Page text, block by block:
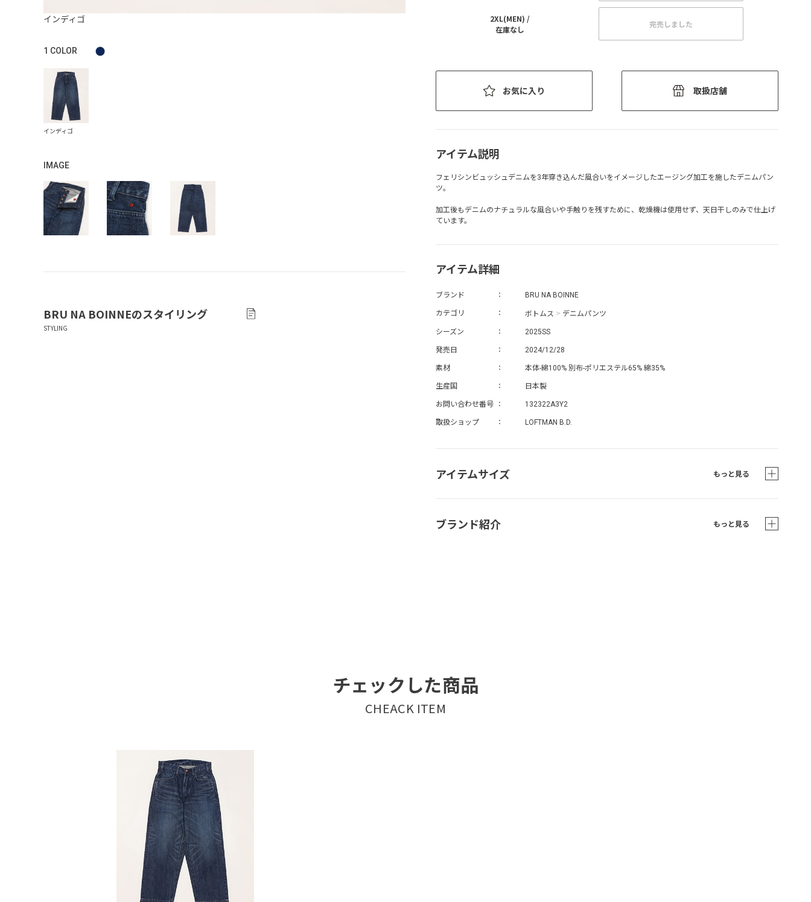
インディゴ
1 COLOR
IMAGE
BRU NA BOINNEのスタイリング
2XL(MEN) /
在庫なし
完売しました
お気に入り 取扱店舗
アイテム説明
フェリシンビュッシュデニムを3年穿き込んだ風合いをイメージしたエージング加工を施したデニムパン
ツ。
加工後もデニムのナチュラルな風合いや手触りを残すために、乾燥機は使用せず、天日干しのみで仕上げ
ています。
アイテム詳細
ブランド BRU NA BOINNE
カテゴリ ボトムス > デニムパンツ
シーズン 2025SS
発売日 2024/12/28
素材 本体-綿100% 別布-ポリエステル65% 綿35%
生産国 日本製
お問い合わせ番号 132322A3Y2
取扱ショップ LOFTMAN B.D.
アイテムサイズ もっと見る
ブランド紹介 もっと見る
チェックした商品